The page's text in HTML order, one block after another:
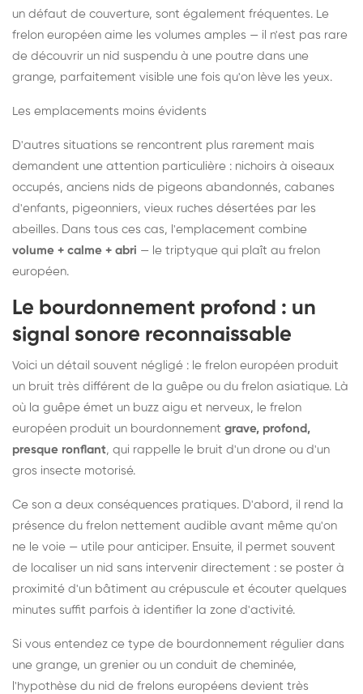
un défaut de couverture, sont également fréquentes. Le
frelon européen aime les volumes amples — il n'est pas rare
de découvrir un nid suspendu à une poutre dans une
grange, parfaitement visible une fois qu'on lève les yeux.
Les emplacements moins évidents
D'autres situations se rencontrent plus rarement mais
demandent une attention particulière : nichoirs à oiseaux
occupés, anciens nids de pigeons abandonnés, cabanes
d'enfants, pigeonniers, vieux ruches désertées par les
abeilles. Dans tous ces cas, l'emplacement combine
volume + calme + abri — le triptyque qui plaît au frelon
européen.
Le bourdonnement profond : un
signal sonore reconnaissable
Voici un détail souvent négligé : le frelon européen produit
un bruit très différent de la guêpe ou du frelon asiatique. Là
où la guêpe émet un buzz aigu et nerveux, le frelon
européen produit un bourdonnement grave, profond,
presque ronflant, qui rappelle le bruit d'un drone ou d'un
gros insecte motorisé.
Ce son a deux conséquences pratiques. D'abord, il rend la
présence du frelon nettement audible avant même qu'on
ne le voie — utile pour anticiper. Ensuite, il permet souvent
de localiser un nid sans intervenir directement : se poster à
proximité d'un bâtiment au crépuscule et écouter quelques
minutes suffit parfois à identifier la zone d'activité.
Si vous entendez ce type de bourdonnement régulier dans
une grange, un grenier ou un conduit de cheminée,
l'hypothèse du nid de frelons européens devient très